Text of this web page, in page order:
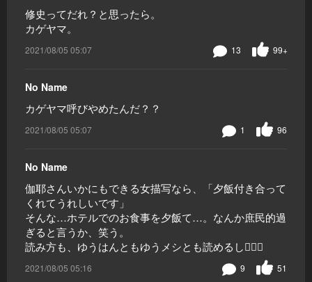
修史ってだれ？と思ったら。
カゲヤマ。
2021/08/05 05:07 99+
13
No Name
カゲヤマ呼びやめたんだ？？
2021/08/05 05:07 96
1
No Name
伽耶さんいかにもできる女描写なら、「夕飯付き合って
くれてうれしいです」
そんな…ホテルでのお食事を夕飯て…。なんか庶民的過
ぎると言うか、笑う。
読み方も、ゆうはんともゆうメシとも読めるし🤦🏼‍♀️
2021/08/05 05:16 51
9